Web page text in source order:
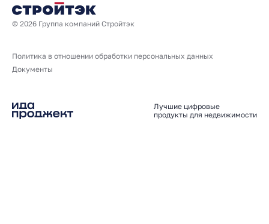
© 2026 Группа компаний Стройтэк
Политика в отношении обработки персональных данных
Документы
Лучшие цифровые
продукты для недвижимости